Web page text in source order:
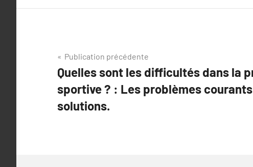
Navigation
de
l’article
Publication précédente
Quelles sont les difficultés dans la
sportive ? : Les problèmes
solutions.